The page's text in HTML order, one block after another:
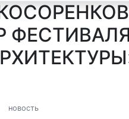
ФЕСТИВАЛЯ
новость